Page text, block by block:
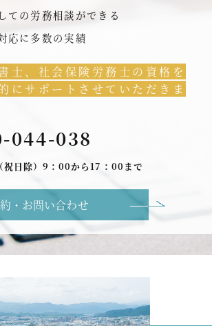
ての労務相談ができる
応に多数の実績
士、社会保険労務士の資格を
にサポートさせていただきま
044-038
祝日除）9：00から17：00まで
・お問い合わせ